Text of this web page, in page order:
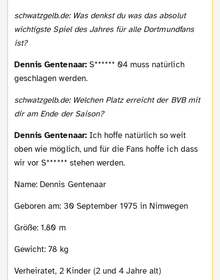
schwatzgelb.de: Was denkst du was das absolut
wichtigste Spiel des Jahres für alle Dortmundfans
ist?
Dennis Gentenaar:S****** 04 muss natürlich
geschlagen werden.
schwatzgelb.de: Welchen Platz erreicht der BVB mit
dir am Ende der Saison?
Dennis Gentenaar: Ich hoffe natürlich so weit
oben wie möglich, und für die Fans hoffe ich dass
wir vor S****** stehen werden.
Name: Dennis Gentenaar
Geboren am: 30 September 1975 in Nimwegen
Größe: 1.80 m
Gewicht: 78 kg
Verheiratet, 2 Kinder (2 und 4 Jahre alt)